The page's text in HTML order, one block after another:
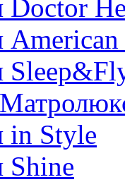
Doctor
in Style
Shine